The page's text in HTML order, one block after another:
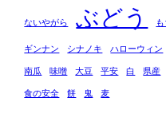
ないやがら ぶどう
ギンナン シナノキ ハローウィン
南瓜 味噌 大豆 平安 白 県産
食の安全 餅 鬼 麦